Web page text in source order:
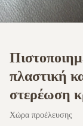
πλαστική
στερέωση
Χώρα προέλευσης